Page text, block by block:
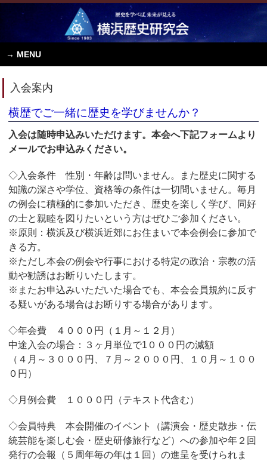
MENU
入会案内
横歴でご一緒に歴史を学びませんか？
入会は随時申込みいただけます。本会へ下記フォームより
メールでお申込みください。
◇入会条件 性別・年齢は問いません。また歴史に関する
知識の深さや学位、資格等の条件は一切問いません。毎月
の例会に積極的に参加いただき、歴史を楽しく学び、同好
の士と親睦を図りたいという方はぜひご参加ください。
※原則：横浜及び横浜近郊にお住まいで本会例会に参加で
きる方。
※ただし本会の例会や行事における特定の政治・宗教の活
動や勧誘はお断りいたします。
※またお申込みいただいた場合でも、本会会員規約に反す
る疑いがある場合はお断りする場合があります。
◇年会費 ４０００円（１月～１２月）
中途入会の場合：３ヶ月単位で1０００円の減額
（４月～３０００円、７月～２０００円、１０月～１００
０円）
◇月例会費 １０００円（テキスト代含む）
◇会員特典 本会開催のイベント（講演会・歴史散歩・伝
統芸能を楽しむ会・歴史研修旅行など）への参加や年２回
発行の会報（５周年毎の年は１回）の進呈を受けられま